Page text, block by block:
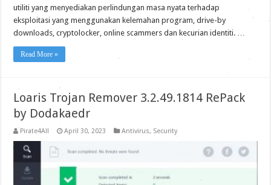
utiliti yang menyediakan perlindungan masa nyata terhadap
eksploitasi yang menggunakan kelemahan program, drive-by
downloads, cryptolocker, online scammers dan kecurian identiti. …
Read More »
Loaris Trojan Remover 3.2.49.1814 RePack
by Dodakaedr
Pirate4All April 30, 2023 Antivirus, Security